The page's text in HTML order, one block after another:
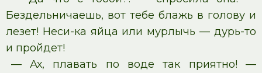
Бездельничаешь, вот тебе блажь в голову и
лезет! Неси-ка яйца или мурлычь — дурь-то
и пройдет!
— Ах, плавать по воде так приятно! —